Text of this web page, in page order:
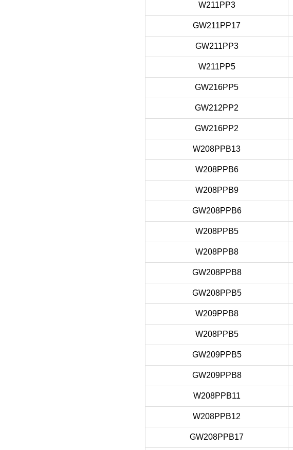
W211PP3
GW211PP17
GW211PP3
W211PP5
GW216PP5
GW212PP2
GW216PP2
W208PPB13
W208PPB6
W208PPB9
GW208PPB6
W208PPB5
W208PPB8
GW208PPB8
GW208PPB5
W209PPB8
W208PPB5
GW209PPB5
GW209PPB8
W208PPB11
W208PPB12
GW208PPB17